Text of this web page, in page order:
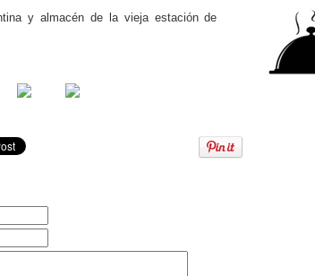
y almacén de la vieja estación de